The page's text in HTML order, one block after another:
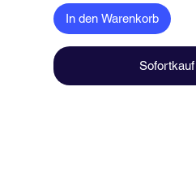
Fäulnis
100% handgefertigt in
100% gemacht für Dich
Fellnase
In den Warenkorb
Sofortkauf